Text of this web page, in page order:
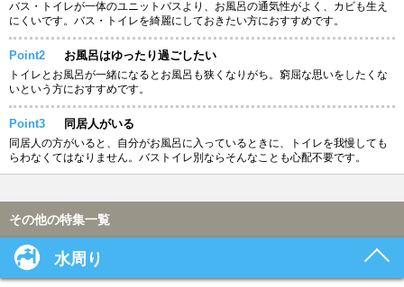
バス・トイレが一体のユニットバスより、お風呂の通気性がよく、カビも生え
にくいです。バス・トイレを綺麗にしておきたい方におすすめです。
Point2 お風呂はゆったり過ごしたい
トイレとお風呂が一緒になるとお風呂も狭くなりがち。窮屈な思いをしたくな
いという方におすすめです。
Point3 同居人がいる
同居人の方がいると、自分がお風呂に入っているときに、トイレを我慢しても
らわなくてはなりません。バストイレ別ならそんなことも心配不要です。
その他の特集一覧
水周り